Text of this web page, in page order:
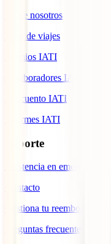
Sobre nosotros
Blog de viajes
Premios IATI
Colaboradores IATI
Descuento IATI
Informes IATI
Soporte
Asistencia en emergencias
Contacto
Gestiona tu reembolso
Preguntas frecuentes